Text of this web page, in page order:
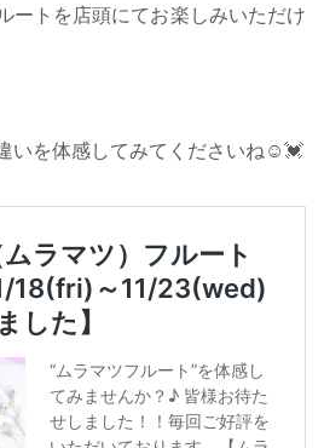
ートを店頭にてお楽しみいただけ
いを体感してみてくださいね☺️💓